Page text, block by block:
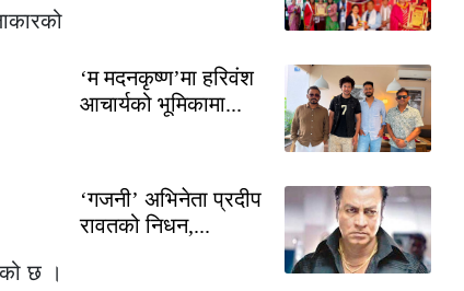
छ ।
‘म मदनकृष्ण’मा हरिवंश
आचार्यको भूमिकामा...
‘गजनी’ अभिनेता प्रदीप
रावतको निधन,...